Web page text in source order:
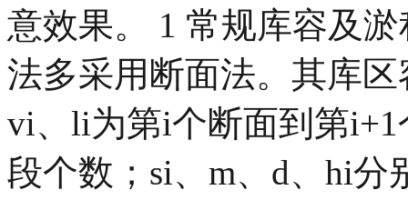
意效果。 1 常规库容及
法多采用断面法。其库
vi、li为第i个断面到第
段个数；si、m、d、hi